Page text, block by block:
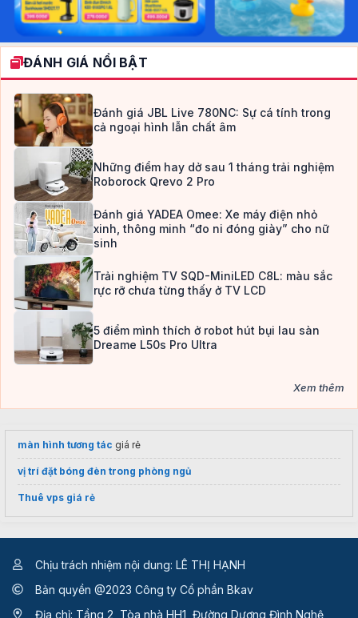
ĐÁNH GIÁ NỔI BẬT
Đánh giá JBL Live 780NC: Sự cá tính trong
cả ngoại hình lẫn chất âm
Những điểm hay dở sau 1 tháng trải nghiệm
Roborock Qrevo 2 Pro
Đánh giá YADEA Omee: Xe máy điện nhỏ
xinh, thông minh “đo ni đóng giày” cho nữ
sinh
Trải nghiệm TV SQD-MiniLED C8L: màu sắc
rực rỡ chưa từng thấy ở TV LCD
5 điểm mình thích ở robot hút bụi lau sàn
Dreame L50s Pro Ultra
Xem thêm
màn hình tương tác giá rẻ
vị trí đặt bóng đèn trong phòng ngủ
Thuê vps giá rẻ
Chịu trách nhiệm nội dung: LÊ THỊ HẠNH
Bản quyền @2023 Công ty Cổ phần Bkav
Địa chỉ: Tầng 2, Tòa nhà HH1, Đường Dương Đình Nghệ,